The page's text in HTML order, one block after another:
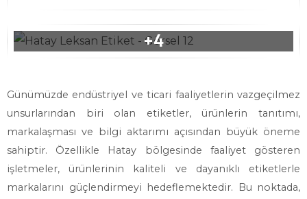
Günümüzde endüstriyel ve ticari faaliyetlerin vazgeçilmez
unsurlarından biri olan etiketler, ürünlerin tanıtımı,
markalaşması ve bilgi aktarımı açısından büyük öneme
sahiptir. Özellikle Hatay bölgesinde faaliyet gösteren
işletmeler, ürünlerinin kaliteli ve dayanıklı etiketlerle
markalarını güçlendirmeyi hedeflemektedir. Bu noktada,